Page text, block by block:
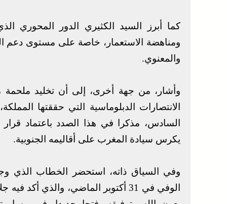
كما أبرز السيد الكثيري الدور المحوري
ومناهضة الاستعمار، خاصة على مستوى دعم
والمعنوي.
وأشار، من جهة أخرى، إلى أن تخليد
الانتصارات الدبلوماسية التي حققتها
يكرس سيادة المغرب على أقاليمه الجنوبية.
وفي السياق ذاته، استحضر الخطاب الذي
الوفي في 31 أكتوبر الماضي، والذي